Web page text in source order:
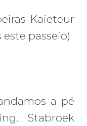
Kaieteur
passeio)
a pé
Stabroek